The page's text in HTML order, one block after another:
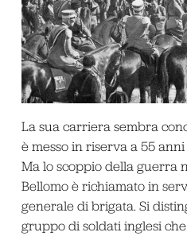
La sua carriera sembra
è messo in riserva a 55
Ma lo scoppio della guerra
Bellomo è richiamato in
generale di brigata. Si
gruppo di soldati inglesi